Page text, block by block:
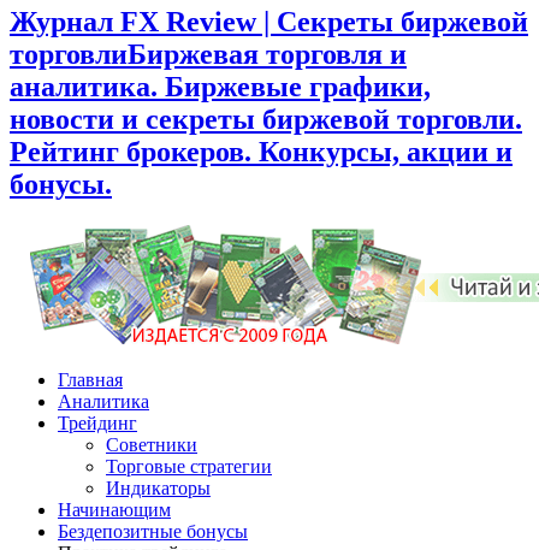
Журнал FX Review | Секреты биржевой
торговлиБиржевая торговля и
аналитика. Биржевые графики,
новости и секреты биржевой торговли.
Рейтинг брокеров. Конкурсы, акции и
бонусы.
Главная
Аналитика
Трейдинг
Советники
Торговые стратегии
Индикаторы
Начинающим
Бездепозитные бонусы